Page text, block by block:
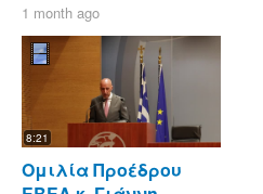
1 month ago
8:21
Ομιλία Προέδρου